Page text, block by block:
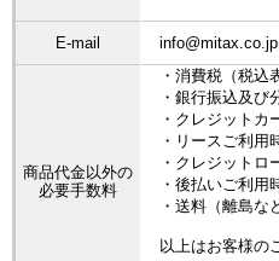
E-mail info@mitax.co.jp
商品代金以外の
必要手数料
・消費税（税込
・銀行振込及び
・クレジットカ
・リースご利用
・クレジットロ
・後払いご利用
・送料（離島な
以上はお客様の